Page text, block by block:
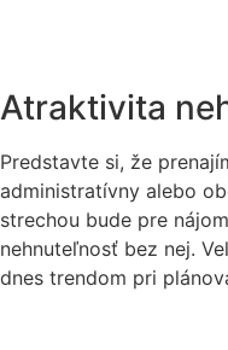
Atraktivita
Predstavte si, že
administratívny alebo
strechou bude pre
nehnuteľnosť bez nej.
dnes trendom pri